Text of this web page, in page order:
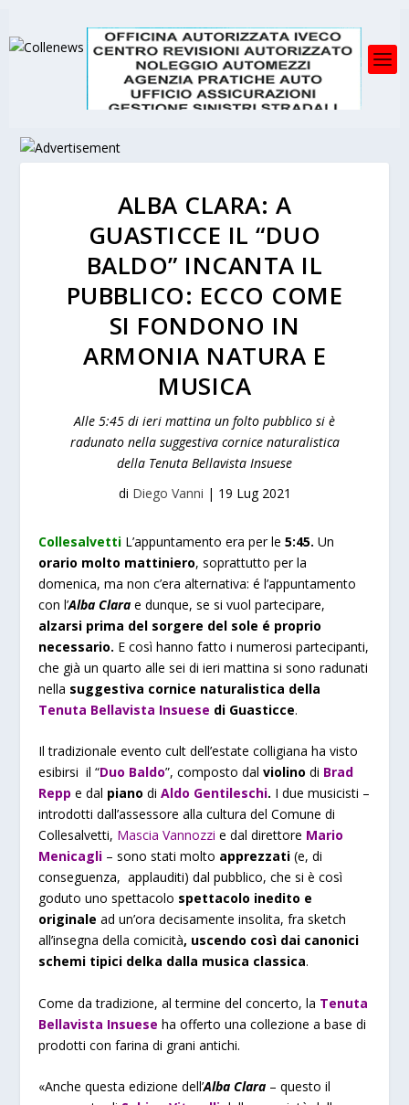
ALBA CLARA: A
GUASTICCE IL “DUO
BALDO” INCANTA IL
PUBBLICO: ECCO COME
SI FONDONO IN
ARMONIA NATURA E
MUSICA
Alle 5:45 di ieri mattina un folto pubblico si è
radunato nella suggestiva cornice naturalistica
della Tenuta Bellavista Insuese
di Diego Vanni | 19 Lug 2021
Collesalvetti L’appuntamento era per le 5:45.Un
orario molto mattiniero, soprattutto per la
domenica, ma non c’era alternativa: é l’appuntamento
con l’Alba Clara e dunque, se si vuol partecipare,
alzarsi prima del sorgere del sole é proprio
necessario. E così hanno fatto i numerosi partecipanti,
che già un quarto alle sei di ieri mattina si sono radunati
nella suggestiva cornice naturalistica della
Tenuta Bellavista Insuese di Guasticce.
Il tradizionale evento cult dell’estate colligiana ha visto
esibirsi il “Duo Baldo”, composto dalviolino di Brad
Repp e dal piano diAldo Gentileschi. I due musicisti –
introdotti dall’assessore alla cultura del Comune di
Collesalvetti, Mascia Vannozzi e dal direttore Mario
Menicagli – sono stati molto apprezzati (e, di
conseguenza, applauditi) dal pubblico, che si è così
goduto uno spettacolo spettacolo inedito e
originale ad un’ora decisamente insolita, fra sketch
all’insegna della comicità, uscendo così dai canonici
schemi tipici delka dalla musica classica.
Come da tradizione, al termine del concerto, la Tenuta
Bellavista Insuese ha offerto una collezione a base di
prodotti con farina di grani antichi.
«Anche questa edizione dell’Alba Clara – questo il